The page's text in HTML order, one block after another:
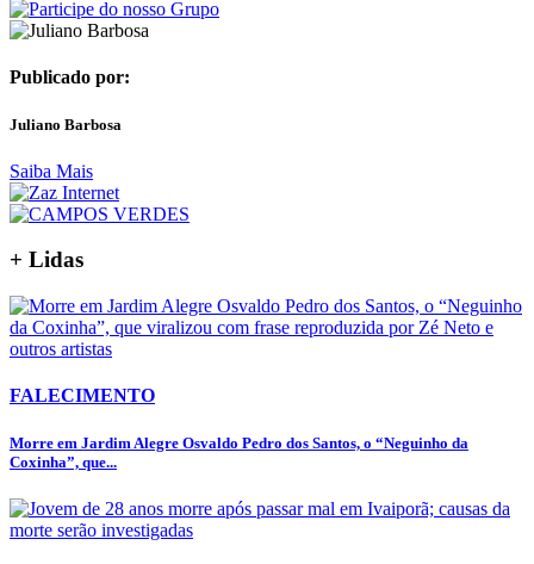
Publicado por:
Juliano Barbosa
Saiba Mais
+ Lidas
FALECIMENTO
Morre em Jardim Alegre Osvaldo Pedro dos Santos, o “Neguinho da
Coxinha”, que...